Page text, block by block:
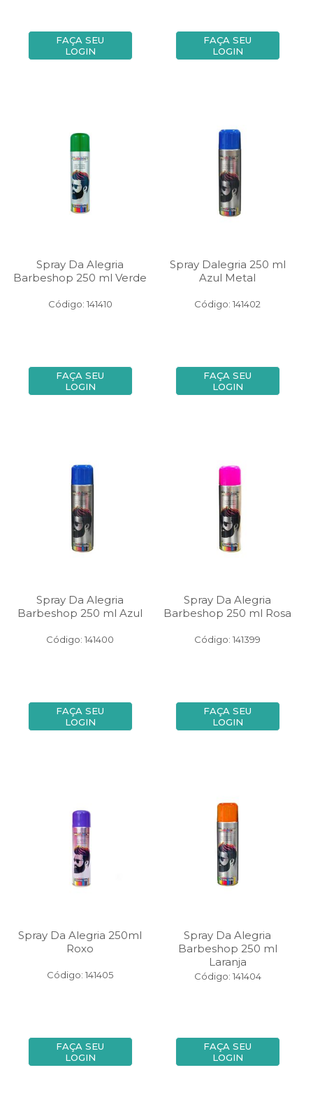
FAÇA SEU
LOGIN
FAÇA SEU
LOGIN
Spray Da Alegria
Barbeshop 250 ml Verde
Código: 141410
FAÇA SEU
LOGIN
Spray Dalegria 250 ml
Azul Metal
Código: 141402
FAÇA SEU
LOGIN
Spray Da Alegria
Barbeshop 250 ml Azul
Código: 141400
FAÇA SEU
LOGIN
Spray Da Alegria
Barbeshop 250 ml Rosa
Código: 141399
FAÇA SEU
LOGIN
Spray Da Alegria 250ml
Roxo
Código: 141405
FAÇA SEU
LOGIN
Spray Da Alegria
Barbeshop 250 ml
Laranja
Código: 141404
FAÇA SEU
LOGIN